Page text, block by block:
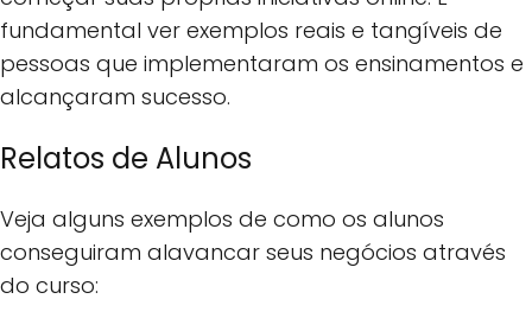
fundamental ver exemplos reais e tangíveis de
pessoas que implementaram os ensinamentos e
alcançaram sucesso.
Relatos de Alunos
Veja alguns exemplos de como os alunos
conseguiram alavancar seus negócios através
do curso: